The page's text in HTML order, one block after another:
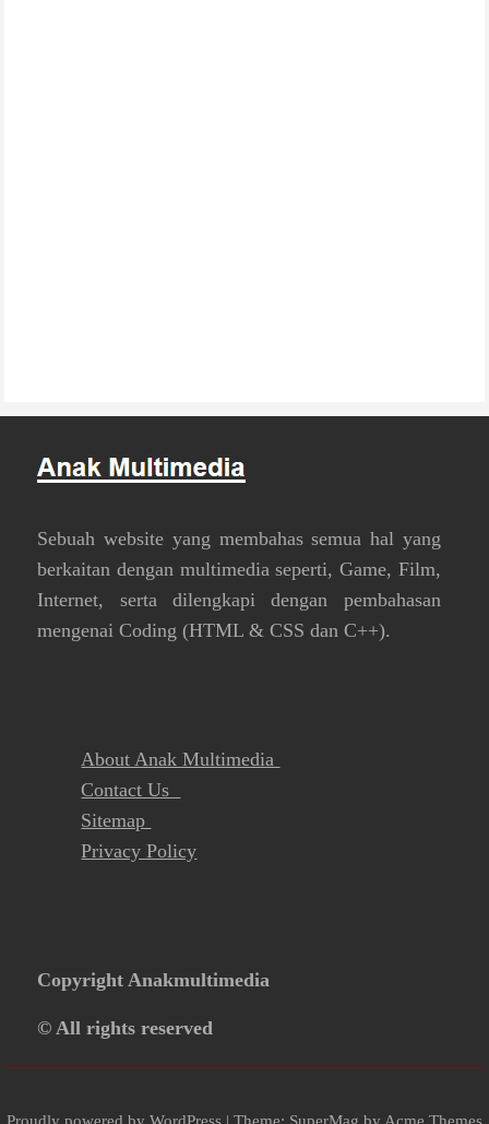
Sebuah website yang membahas semua hal yang
berkaitan dengan multimedia seperti, Game, Film,
Internet, serta dilengkapi dengan pembahasan
mengenai Coding (HTML & CSS dan C++).
About Anak Multimedia
Contact Us
Sitemap
Privacy Policy
Copyright Anakmultimedia
© All rights reserved